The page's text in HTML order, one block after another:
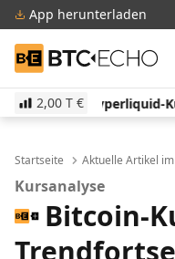
App herunterladen
BTC-ECHO
2,00 T €
Kurs 46,79 € -1.40%
Startseite Aktuelle Artikel
Kursanalyse
Bitcoin-